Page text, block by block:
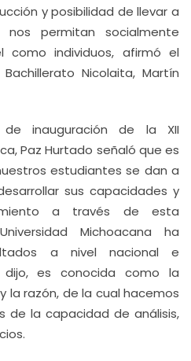
y posibilidad de llevar a
permitan socialmente
como individuos, afirmó el
Nicolaita, Martín
inauguración de la XII
Paz Hurtado señaló que es
estudiantes se dan a
sus capacidades y
a través de esta
Michoacana ha
a nivel nacional e
dijo, es conocida como la
la razón, de la cual hacemos
de la capacidad de análisis,